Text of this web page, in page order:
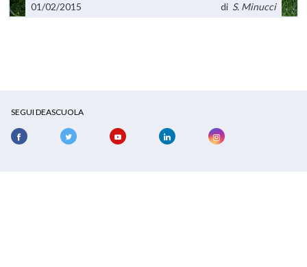
01/02/2015 di S. Minucci
SEGUI DEASCUOLA